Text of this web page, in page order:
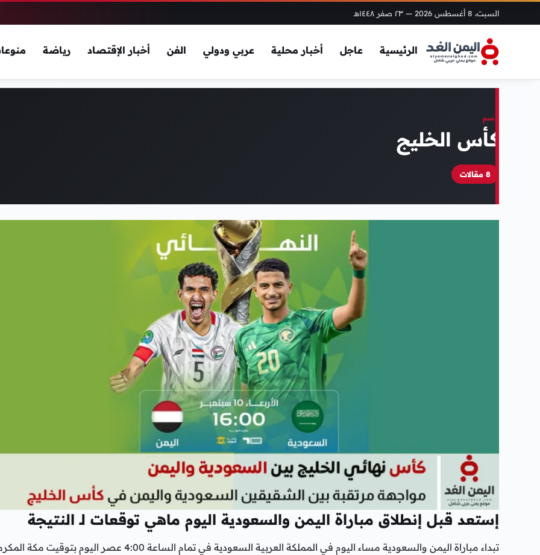
السبت، 8 أغسطس 2026 — ٢٣ صفر ١٤٤٨هـ
الرئيسية عاجل أخبار محلية عربي ودولي الفن أخبار الإقتصاد رياضة
وسم
كأس الخليج
8 مقالات
إستعد قبل إنطلاق مباراة اليمن والسعودية اليوم ماهي توقعات لـ النتيجة
تبداء مباراة اليمن والسعودية مساء اليوم في المملكة العربية السعودية في تمام الساعة 4:00 عصر اليوم بتوقيت